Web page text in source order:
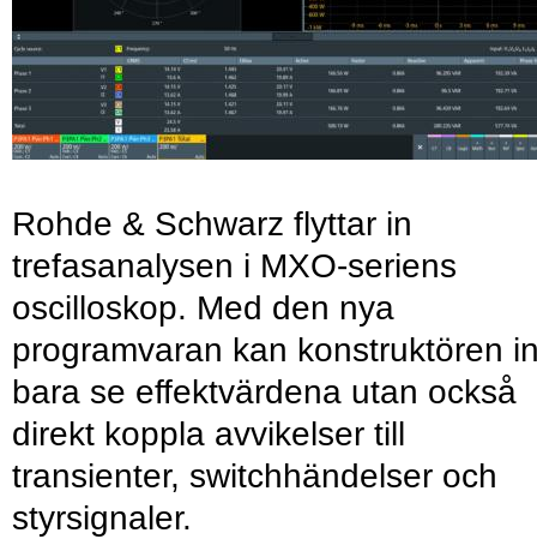
Rohde & Schwarz flyttar in
trefasanalysen i MXO-seriens
oscilloskop. Med den nya
programvaran kan konstruktören
bara se effektvärdena utan också
direkt koppla avvikelser till
transienter, switchhändelser och
styrsignaler.